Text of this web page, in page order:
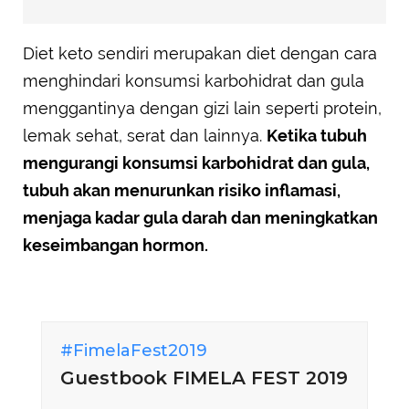
Diet keto sendiri merupakan diet dengan cara
menghindari konsumsi karbohidrat dan gula
menggantinya dengan gizi lain seperti protein,
lemak sehat, serat dan lainnya. Ketika tubuh
mengurangi konsumsi karbohidrat dan gula,
tubuh akan menurunkan risiko inflamasi,
menjaga kadar gula darah dan meningkatkan
keseimbangan hormon.